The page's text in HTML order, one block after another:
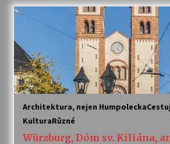
Petr Adamec – Malovaný
30. 6. 2026
Architektura, nejen Humpolecka
KulturaRůzné
Würzburg, Dóm sv. Kiliána,